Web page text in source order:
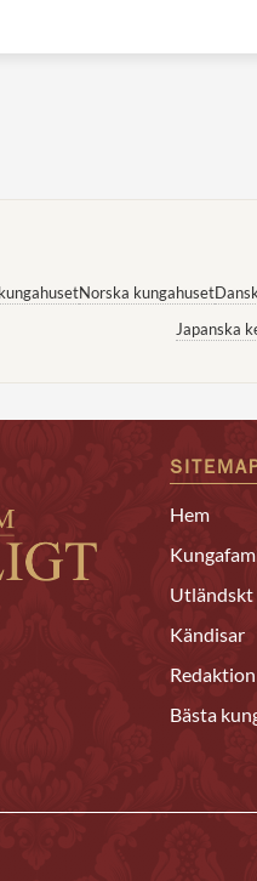
Norska kungahuset
Japanska
Hem
Utländskt
Kändisar
Redaktion
Bästa